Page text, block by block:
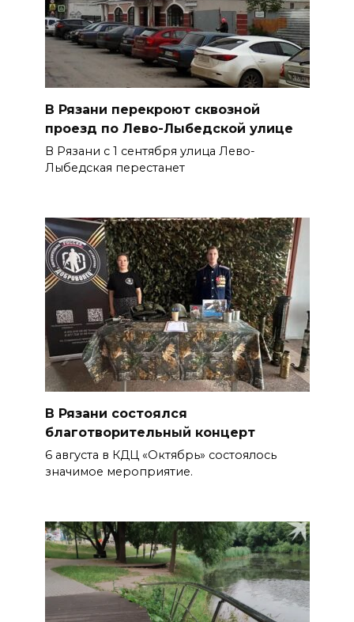
В Рязани перекроют сквозной
проезд по Лево-Лыбедской улице
В Рязани с 1 сентября улица Лево-
Лыбедская перестанет
В Рязани состоялся
благотворительный концерт
6 августа в КДЦ «Октябрь» состоялось
значимое мероприятие.